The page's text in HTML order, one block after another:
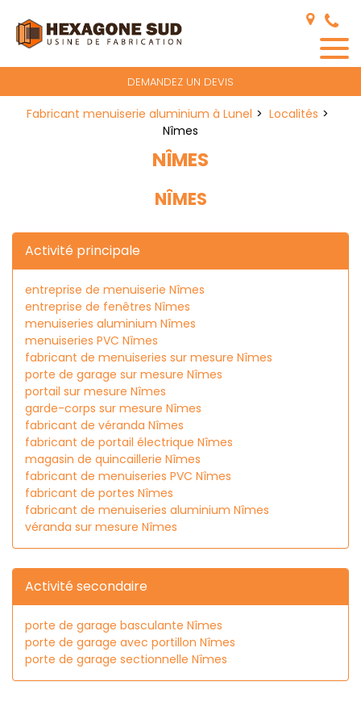
DEMANDEZ UN DEVIS
Fabricant menuiserie aluminium à Lunel
Localités
Nîmes
NÎMES
NÎMES
Activité principale
entreprise de menuiserie Nîmes
entreprise de fenêtres Nîmes
menuiseries aluminium Nîmes
menuiseries PVC Nîmes
fabricant de menuiseries sur mesure Nîmes
porte de garage sur mesure Nîmes
portail sur mesure Nîmes
garde-corps sur mesure Nîmes
fabricant de véranda Nîmes
fabricant de portail électrique Nîmes
magasin de quincaillerie Nîmes
fabricant de menuiseries PVC Nîmes
fabricant de portes Nîmes
fabricant de menuiseries aluminium Nîmes
véranda sur mesure Nîmes
Activité secondaire
porte de garage basculante Nîmes
porte de garage avec portillon Nîmes
porte de garage sectionnelle Nîmes